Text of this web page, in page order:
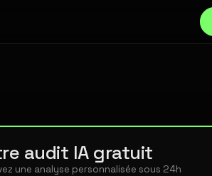
audit IA gratuit
une analyse personnalisée sous 24h